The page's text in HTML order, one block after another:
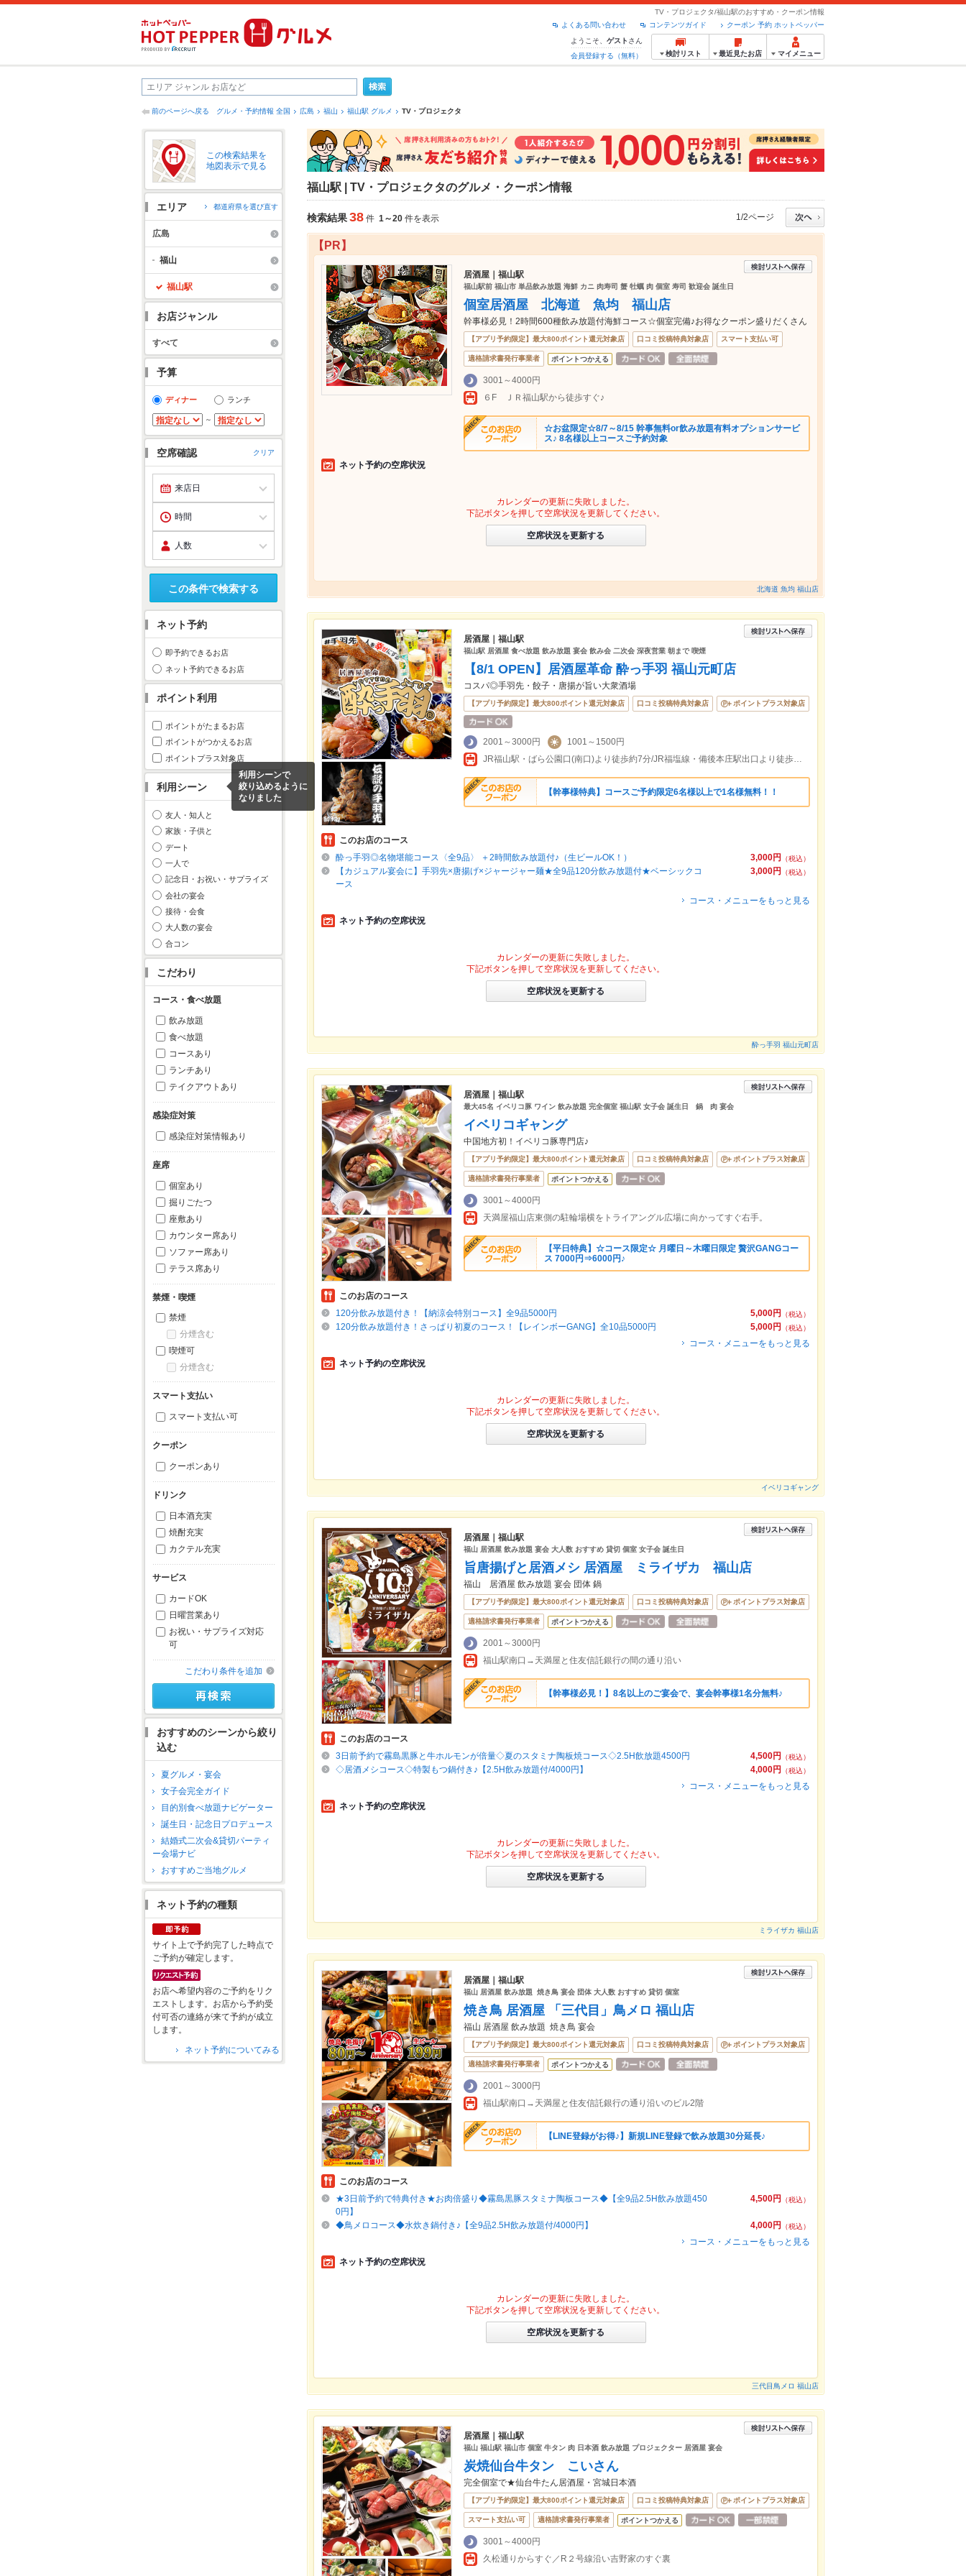
TV・プロジェクタ/福山駅のおすすめ・クーポン情報
クーポン 予約 ホットペッパー
コンテンツガイド
よくある問い合わせ
ようこそ、 ゲスト さん
会員登録する（無料）
検討リスト 最近見たお店 マイメニュー
前のページへ戻る グルメ・予約情報 全国 広島 福山 福山駅 グルメ TV・プロジェクタ
この検索結果を
地図表示で見る
エリア 都道府県を選び直す
広島
福山
福山駅
お店ジャンル
すべて
予算
ディナー ランチ
～
空席確認 クリア
この条件で検索する
ネット予約
即予約できるお店
ネット予約できるお店
ポイント利用
ポイントがたまるお店
ポイントがつかえるお店
ポイントプラス対象店
利用シーン
利用シーンで
絞り込めるように
なりました
友人・知人と
家族・子供と
デート
一人で
記念日・お祝い・サプライズ
会社の宴会
接待・会食
大人数の宴会
合コン
こだわり
コース・食べ放題
飲み放題
食べ放題
コースあり
ランチあり
テイクアウトあり
感染症対策
感染症対策情報あり
座席
個室あり
掘りごたつ
座敷あり
カウンター席あり
ソファー席あり
テラス席あり
禁煙・喫煙
禁煙
分煙含む
喫煙可
分煙含む
スマート支払い
スマート支払い可
クーポン
クーポンあり
ドリンク
日本酒充実
焼酎充実
カクテル充実
サービス
カードOK
日曜営業あり
お祝い・サプライズ対応
可
こだわり条件を追加
おすすめのシーンから絞り
込む
夏グルメ・宴会
女子会完全ガイド
目的別食べ放題ナビゲーター
誕生日・記念日プロデュース
結婚式二次会&貸切パーティ
ー会場ナビ
おすすめご当地グルメ
ネット予約の種類
サイト上で予約完了した時点で
ご予約が確定します。
お店へ希望内容のご予約をリク
エストします。お店から予約受
付可否の連絡が来て予約が成立
します。
ネット予約についてみる
福山駅 | TV・プロジェクタのグルメ・クーポン情報
検索結果38 件 1～20 件を表示 1/2ページ
【PR】
居酒屋｜福山駅
福山駅前 福山市 単品飲み放題 海鮮 カニ 肉寿司 蟹 牡蠣 肉 個室 寿司 歓迎会 誕生日
個室居酒屋 北海道 魚均 福山店
幹事様必見！2時間600種飲み放題付海鮮コース☆個室完備♪お得なクーポン盛りだくさん
【アプリ予約限定】最大800ポイント還元対象店 口コミ投稿特典対象店 スマート支払い可
適格請求書発行事業者 ポイントつかえる
3001～4000円
６F ＪＲ福山駅から徒歩すぐ♪
☆お盆限定☆8/7～8/15 幹事無料or飲み放題有料オプションサービ
ス♪ 8名様以上コースご予約対象
ネット予約の空席状況
カレンダーの更新に失敗しました。
下記ボタンを押して空席状況を更新してください。
空席状況を更新する
北海道 魚均 福山店
居酒屋｜福山駅
福山駅 居酒屋 食べ放題 飲み放題 宴会 飲み会 二次会 深夜営業 朝まで 喫煙
【8/1 OPEN】居酒屋革命 酔っ手羽 福山元町店
コスパ◎手羽先・餃子・唐揚が旨い大衆酒場
【アプリ予約限定】最大800ポイント還元対象店 口コミ投稿特典対象店 ポイントプラス対象店
2001～3000円
1001～1500円
JR福山駅・ばら公園口(南口)より徒歩約7分/JR福塩線・備後本庄駅出口より徒歩約37分
【幹事様特典】コースご予約限定6名様以上で1名様無料！！
このお店のコース
3,000円
（税込）
酔っ手羽◎名物堪能コース〈全9品〉 ＋2時間飲み放題付♪（生ビールOK！）
3,000円
（税込）
【カジュアル宴会に】手羽先×唐揚げ×ジャージャー麺★全9品120分飲み放題付★ベーシックコ
ース
コース・メニューをもっと見る
ネット予約の空席状況
カレンダーの更新に失敗しました。
下記ボタンを押して空席状況を更新してください。
空席状況を更新する
酔っ手羽 福山元町店
居酒屋｜福山駅
最大45名 イベリコ豚 ワイン 飲み放題 完全個室 福山駅 女子会 誕生日 鍋 肉 宴会
イベリコギャング
中国地方初！イベリコ豚専門店♪
【アプリ予約限定】最大800ポイント還元対象店 口コミ投稿特典対象店 ポイントプラス対象店
適格請求書発行事業者 ポイントつかえる
3001～4000円
天満屋福山店東側の駐輪場横をトライアングル広場に向かってすぐ右手。
【平日特典】☆コース限定☆ 月曜日～木曜日限定 贅沢GANGコー
ス 7000円⇒6000円♪
このお店のコース
5,000円
（税込）
120分飲み放題付き！【納涼会特別コース】全9品5000円
5,000円
（税込）
120分飲み放題付き！さっぱり初夏のコース！【レインボーGANG】全10品5000円
コース・メニューをもっと見る
ネット予約の空席状況
カレンダーの更新に失敗しました。
下記ボタンを押して空席状況を更新してください。
空席状況を更新する
イベリコギャング
居酒屋｜福山駅
福山 居酒屋 飲み放題 宴会 大人数 おすすめ 貸切 個室 女子会 誕生日
旨唐揚げと居酒メシ 居酒屋 ミライザカ 福山店
福山 居酒屋 飲み放題 宴会 団体 鍋
【アプリ予約限定】最大800ポイント還元対象店 口コミ投稿特典対象店 ポイントプラス対象店
適格請求書発行事業者 ポイントつかえる
2001～3000円
福山駅南口→天満屋と住友信託銀行の間の通り沿い
【幹事様必見！】8名以上のご宴会で、宴会幹事様1名分無料♪
このお店のコース
4,500円
（税込）
3日前予約で霧島黒豚と牛ホルモンが倍量◇夏のスタミナ陶板焼コース◇2.5H飲放題4500円
4,000円
（税込）
◇居酒メシコース◇特製もつ鍋付き♪【2.5H飲み放題付/4000円】
コース・メニューをもっと見る
ネット予約の空席状況
カレンダーの更新に失敗しました。
下記ボタンを押して空席状況を更新してください。
空席状況を更新する
ミライザカ 福山店
居酒屋｜福山駅
福山 居酒屋 飲み放題 焼き鳥 宴会 団体 大人数 おすすめ 貸切 個室
焼き鳥 居酒屋 「三代目」鳥メロ 福山店
福山 居酒屋 飲み放題 焼き鳥 宴会
【アプリ予約限定】最大800ポイント還元対象店 口コミ投稿特典対象店 ポイントプラス対象店
適格請求書発行事業者 ポイントつかえる
2001～3000円
福山駅南口→天満屋と住友信託銀行の通り沿いのビル2階
【LINE登録がお得♪】新規LINE登録で飲み放題30分延長♪
このお店のコース
4,500円
（税込）
★3日前予約で特典付き★お肉倍盛り◆霧島黒豚スタミナ陶板コース◆【全9品2.5H飲み放題450
0円】
4,000円
（税込）
◆鳥メロコース◆水炊き鍋付き♪【全9品2.5H飲み放題付/4000円】
コース・メニューをもっと見る
ネット予約の空席状況
カレンダーの更新に失敗しました。
下記ボタンを押して空席状況を更新してください。
空席状況を更新する
三代目鳥メロ 福山店
居酒屋｜福山駅
福山 福山駅 福山市 個室 牛タン 肉 日本酒 飲み放題 プロジェクター 居酒屋 宴会
炭焼仙台牛タン こいさん
完全個室で★仙台牛たん居酒屋・宮城日本酒
【アプリ予約限定】最大800ポイント還元対象店 口コミ投稿特典対象店 ポイントプラス対象店
スマート支払い可 適格請求書発行事業者 ポイントつかえる
3001～4000円
久松通りからすぐ／R２号線沿い吉野家のすぐ裏